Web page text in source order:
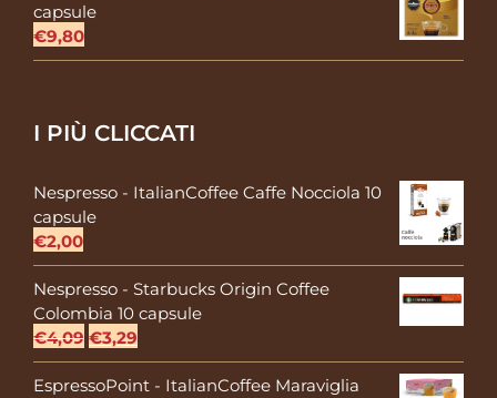
capsule
€9,80
I PIÙ CLICCATI
Nespresso - ItalianCoffee Caffe Nocciola 10
capsule
€2,00
Nespresso - Starbucks Origin Coffee
Colombia 10 capsule
€4,09 Il
prezzo
originale
€3,29
prezzo
attuale
EspressoPoint - ItalianCoffee Maraviglia